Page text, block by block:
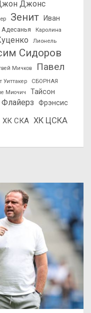
Джонс
Зенит
Иван
Каролина
Лионель
Сидоров
Мичков
Павел
Уиттакер
СБОРНАЯ
Миочич
Тайсон
Фрэнсис
ХК СКА ХК ЦСКА